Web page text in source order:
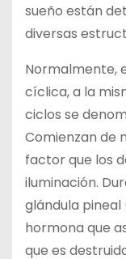
sueño están
diversas
Normalmente,
cíclica, a la
ciclos se
Comienzan de
factor que los
iluminación.
glándula
hormona que
que es